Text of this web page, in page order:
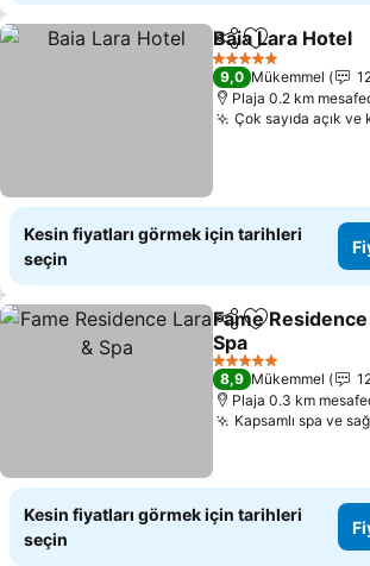
PaylaşFavorilerime
Baia Lara Hotel
5 Yıldız
9,0 Mükemmel
Plaja 0.2 km
Çok sayıda açık ve
Kesin fiyatları görmek için tarihleri
seçin
PaylaşFavorilerime
Fame
Spa
Fiyatları görün
5 Yıldız
8,9 Mükemmel
Plaja 0.3 km
Kapsamlı spa ve
Kesin fiyatları görmek için tarihleri
seçin